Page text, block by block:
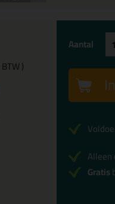
)
Aantal
Gratis